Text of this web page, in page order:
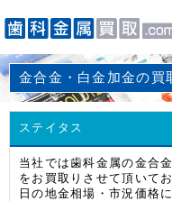
金合金・白金加金の買
ステイタス
当社では歯科金属の金合
をお買取りさせて頂いて
日の地金相場・市況価格